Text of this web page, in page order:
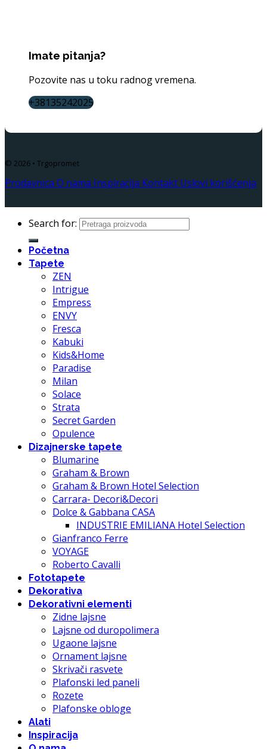
Imate pitanja?
Pozovite nas u toku radnog vremena.
+38135242025
© 2026 • Trgopromet
Prodavnica O nama Inspiracija Kontakt Uslovi korišćenja
Search for:
Početna
Tapete
ZEN
Intrigue
Empress
ENVY
Fresca
Kabuki
Kids&Home
Paradise
Milan
Solace
Strata
Secret Garden
Opulence
Dizajnerske tapete
Blumarine
Graham & Brown
Graham & Brown Hotel Selection
Carrara- Decori&Decori
Dolce & Gabbana CASA
INDUSTRIE EMILIANA Hotel Selection
Gianfranco Ferre
VOYAGE
Roberto Cavalli
Fototapete
Dekorativa
Dekorativni elementi
Zidne lajsne
Lajsne od duropolimera
Ugaone lajsne
Ornament lajsne
Skrivači rasvete
Plafonski led paneli
Rozete
Plafonske obloge
Alati
Inspiracija